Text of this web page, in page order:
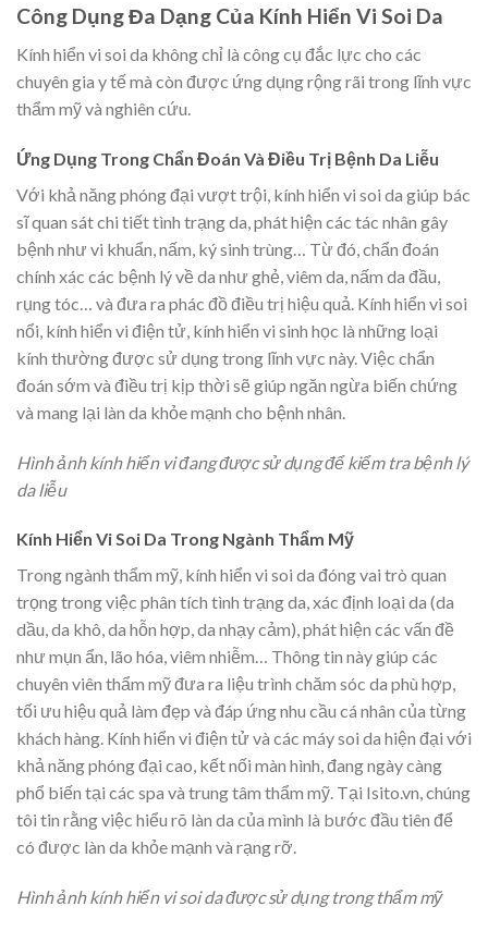
Công Dụng Đa Dạng Của Kính Hiển Vi Soi Da
Kính hiển vi soi da không chỉ là công cụ đắc lực cho các
chuyên gia y tế mà còn được ứng dụng rộng rãi trong lĩnh vực
thẩm mỹ và nghiên cứu.
Ứng Dụng Trong Chẩn Đoán Và Điều Trị Bệnh Da Liễu
Với khả năng phóng đại vượt trội, kính hiển vi soi da giúp bác
sĩ quan sát chi tiết tình trạng da, phát hiện các tác nhân gây
bệnh như vi khuẩn, nấm, ký sinh trùng… Từ đó, chẩn đoán
chính xác các bệnh lý về da như ghẻ, viêm da, nấm da đầu,
rụng tóc… và đưa ra phác đồ điều trị hiệu quả. Kính hiển vi soi
nổi, kính hiển vi điện tử, kính hiển vi sinh học là những loại
kính thường được sử dụng trong lĩnh vực này. Việc chẩn
đoán sớm và điều trị kịp thời sẽ giúp ngăn ngừa biến chứng
và mang lại làn da khỏe mạnh cho bệnh nhân.
Hình ảnh kính hiển vi đang được sử dụng để kiểm tra bệnh lý
da liễu
Kính Hiển Vi Soi Da Trong Ngành Thẩm Mỹ
Trong ngành thẩm mỹ, kính hiển vi soi da đóng vai trò quan
trọng trong việc phân tích tình trạng da, xác định loại da (da
dầu, da khô, da hỗn hợp, da nhạy cảm), phát hiện các vấn đề
như mụn ẩn, lão hóa, viêm nhiễm… Thông tin này giúp các
chuyên viên thẩm mỹ đưa ra liệu trình chăm sóc da phù hợp,
tối ưu hiệu quả làm đẹp và đáp ứng nhu cầu cá nhân của từng
khách hàng. Kính hiển vi điện tử và các máy soi da hiện đại với
khả năng phóng đại cao, kết nối màn hình, đang ngày càng
phổ biến tại các spa và trung tâm thẩm mỹ. Tại Isito.vn, chúng
tôi tin rằng việc hiểu rõ làn da của mình là bước đầu tiên để
có được làn da khỏe mạnh và rạng rỡ.
Hình ảnh kính hiển vi soi da được sử dụng trong thẩm mỹ